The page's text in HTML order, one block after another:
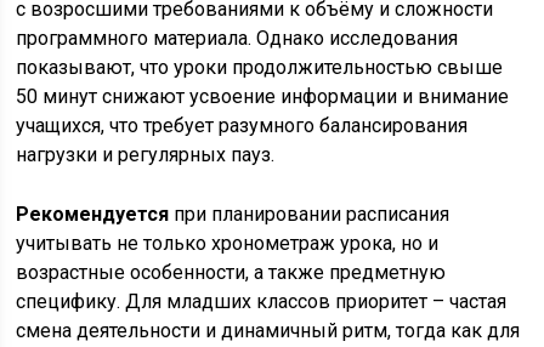
с возросшими требованиями к объёму и сложности
программного материала. Однако исследования
показывают, что уроки продолжительностью свыше
50 минут снижают усвоение информации и внимание
учащихся, что требует разумного балансирования
нагрузки и регулярных пауз.
Рекомендуется при планировании расписания
учитывать не только хронометраж урока, но и
возрастные особенности, а также предметную
специфику. Для младших классов приоритет – частая
смена деятельности и динамичный ритм, тогда как для